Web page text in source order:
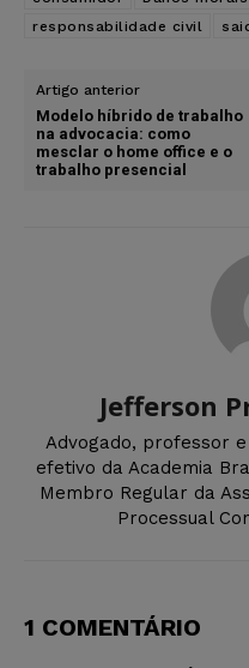
responsabilidade civil
Artigo anterior
Modelo híbrido de trabalho
na advocacia: como
mesclar o home office e o
trabalho presencial
Jefferson
Advogado, professor
efetivo da Academia
Membro Regular da
Processual
1 COMENTÁRIO